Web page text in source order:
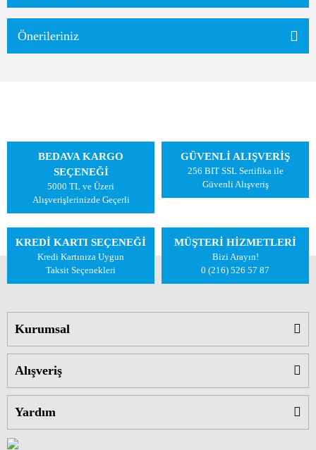
Önerileriniz
BEDAVA KARGO
SEÇENEĞİ
5000 TL ve Üzeri
Alışverişlerinizde Geçerli
GÜVENLİ ALIŞVERİŞ
256 BIT SSL Sertifika ile
Güvenli Alışveriş
KREDİ KARTI SEÇENEĞİ
Kredi Kartınıza Uygun
Taksit Seçenekleri
MÜŞTERİ HİZMETLERİ
Bizi Arayın!
0 (216) 526 57 87
Kurumsal
Alışveriş
Yardım